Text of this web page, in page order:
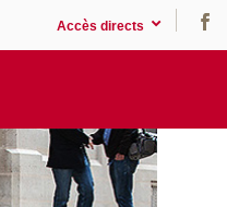
Accès directs